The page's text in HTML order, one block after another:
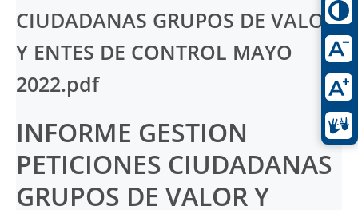
CIUDADANAS GRUPOS DE VALOR
Y ENTES DE CONTROL MAYO
2022.pdf
INFORME GESTION
PETICIONES CIUDADANAS
GRUPOS DE VALOR Y